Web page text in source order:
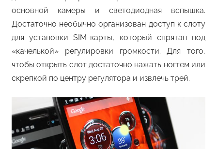
основной камеры и светодиодная вспышка.
Достаточно необычно организован доступ к слоту
для установки SIM-карты, который спрятан под
«качелькой» регулировки громкости. Для того,
чтобы открыть слот достаточно нажать ногтем или
скрепкой по центру регулятора и извлечь трей.